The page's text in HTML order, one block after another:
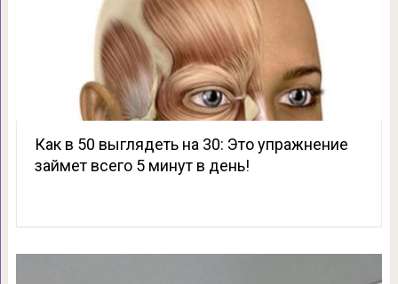
Как в 50 выглядеть на 30: Это упражнение
займет всего 5 минут в день!